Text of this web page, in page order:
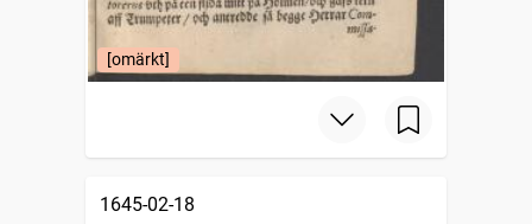
[omärkt]
1645-02-18